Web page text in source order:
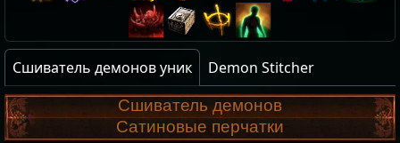
Сшиватель демонов уник
Demon Stitcher
Сшиватель демонов
Сатиновые перчатки